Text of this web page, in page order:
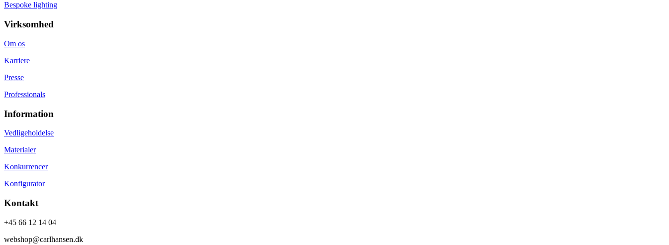
Bespoke lighting
Virksomhed
Om os
Karriere
Presse
Professionals
Information
Vedligeholdelse
Materialer
Konkurrencer
Konfigurator
Kontakt
+45 66 12 14 04
webshop@carlhansen.dk